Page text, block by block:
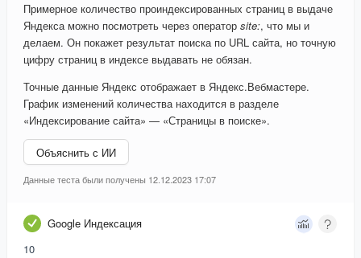
Примерное количество проиндексированных страниц в выдаче
Яндекса можно посмотреть через оператор site:, что мы и
делаем. Он покажет результат поиска по URL сайта, но точную
цифру страниц в индексе выдавать не обязан.
Точные данные Яндекс отображает в Яндекс.Вебмастере.
График изменений количества находится в разделе
«Индексирование сайта» — «Страницы в поиске».
Объяснить с ИИ
Данные теста были получены 12.12.2023 17:07
Google Индексация
10